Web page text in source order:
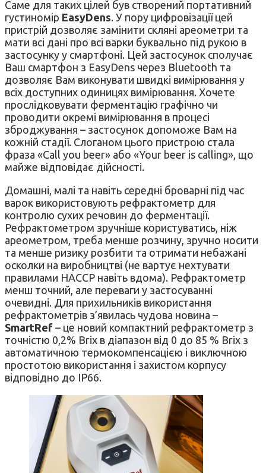
Саме для таких цілей був створений портативний
густиномір EasyDens. У пору цифровізації цей
пристрій дозволяє замінити скляні ареометри та
мати всі дані про всі варки буквально під рукою в
застосунку у смартфоні. Цей застосунок сполучає
Ваш смартфон з EasyDens через Bluetooth та
дозволяє Вам виконувати швидкі вимірювання у
всіх доступних одиницях вимірювання. Хочете
прослідковувати ферментацію графічно чи
проводити окремі вимірювання в процесі
зброджування – застосунок допоможе Вам на
кожній стадії. Слоганом цього пристрою стала
фраза «Call you beer» або «Your beer is calling», що
майже відповідає дійсності.
Домашні, малі та навіть середні броварні під час
варок використовують рефрактометр для
контролю сухих речовин до ферментації.
Рефрактометром зручніше користуватись, ніж
ареометром, треба менше розчину, зручно носити
та менше ризику розбити та отримати небажані
осколки на виробництві (не вартує нехтувати
правилами НАССР навіть вдома). Рефрактометр
менш точний, але переваги у застосуванні
очевидні. Для прихильників використання
рефрактометрів з’явилась чудова новина –
SmartRef – це новий компактний рефрактометр з
точністю 0,2% Brix в діапазон від 0 до 85 % Brix з
автоматичною термокомпенсацією і виключною
простотою використання і захистом корпусу
відповідно до IP66.